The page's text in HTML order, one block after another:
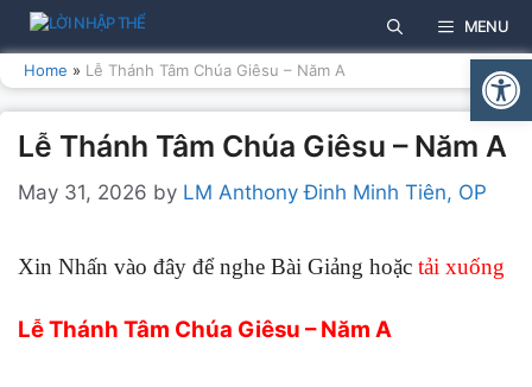
Skip
to
content
MENU
Home » Lễ Thánh Tâm Chúa Giêsu – Năm A
Lễ Thánh Tâm Chúa Giêsu – Năm A
May 31, 2026 by LM Anthony Đinh Minh Tiên, OP
Xin Nhấn vào đây để nghe Bài Giảng hoặc tải xuống
Lễ Thánh Tâm Chúa Giêsu – Năm A